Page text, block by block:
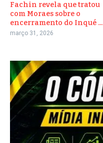
Fachin revela que tratou
com Moraes sobre o
encerramento do Inqué ...
março 31, 2026